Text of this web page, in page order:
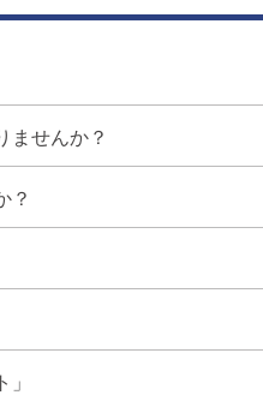
ませんか？
？